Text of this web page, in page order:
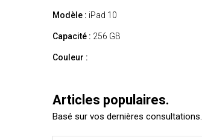
Modèle : iPad 10
Capacité : 256 GB
Couleur :
Articles populaires.
Basé sur vos dernières consultations.